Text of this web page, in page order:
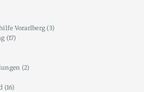
Vorarlberg(3)
(17)
(2)
(16)